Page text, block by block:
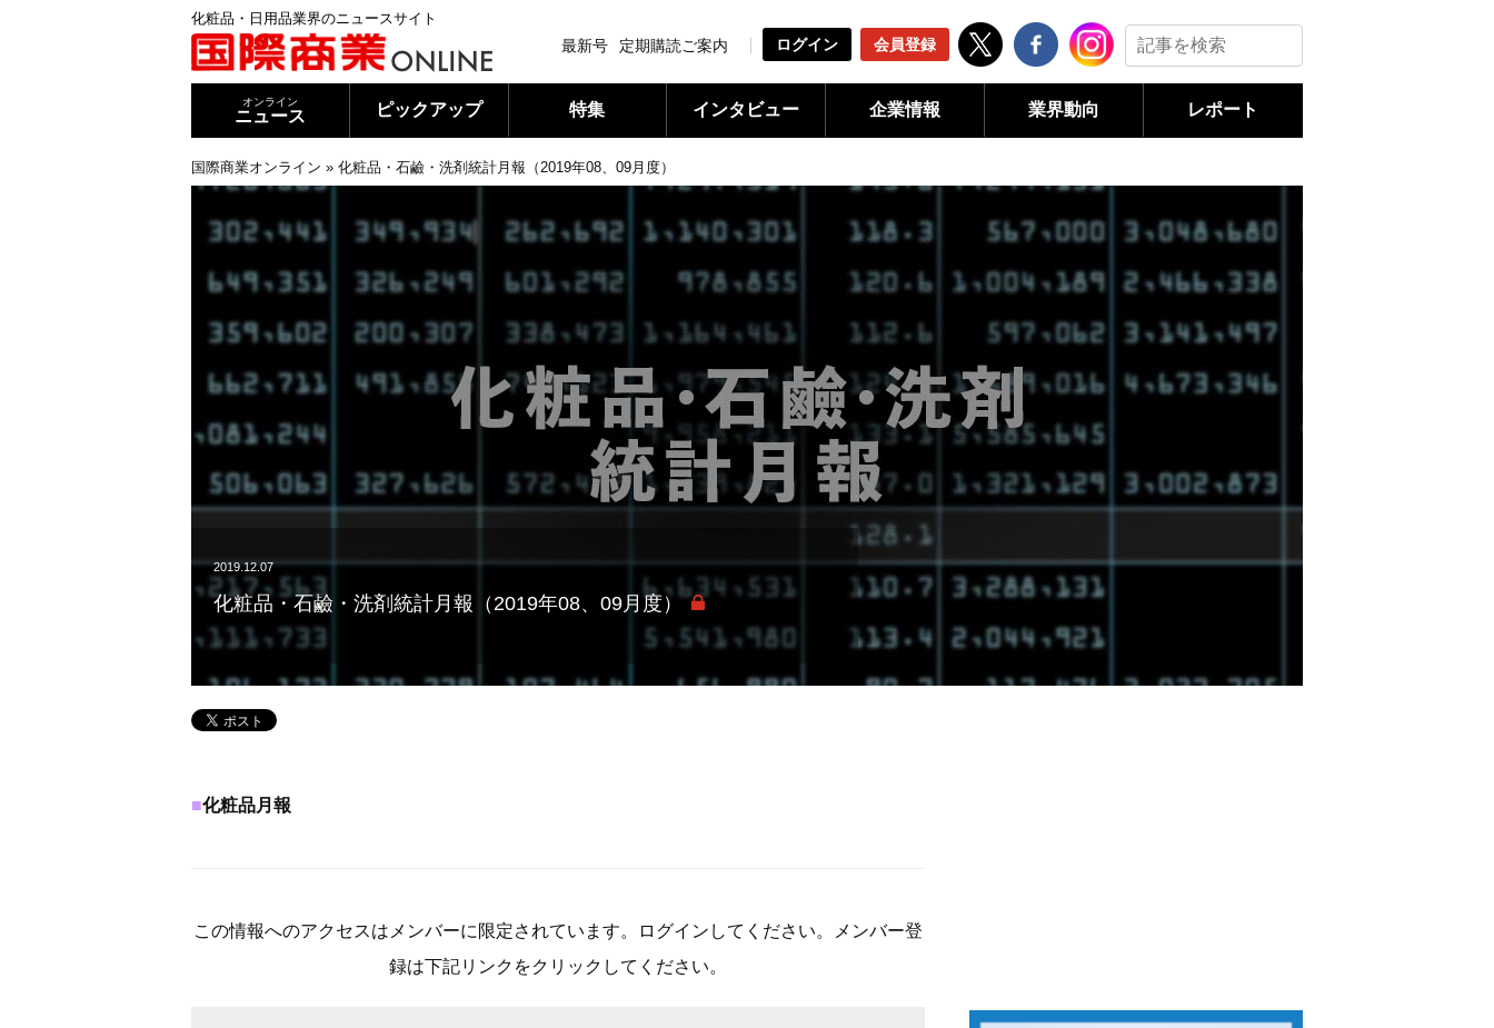
化粧品・日用品業界のニュースサイト
最新号 定期購読ご案内 ログイン 会員登録
オンライン
ニュース ピックアップ 特集 インタビュー 企業情報 業界動向 レポート
国際商業オンライン » 化粧品・石鹼・洗剤統計月報（2019年08、09月度）
2019.12.07
化粧品・石鹼・洗剤統計月報（2019年08、09月度）
■化粧品月報
この情報へのアクセスはメンバーに限定されています。ログインしてください。メンバー登
録は下記リンクをクリックしてください。